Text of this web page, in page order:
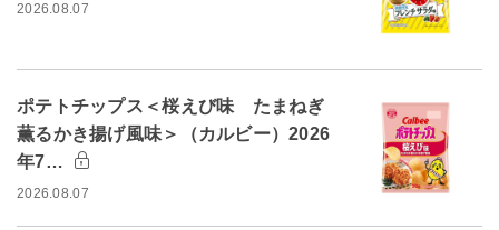
2026.08.07
ポテトチップス＜桜えび味 たまねぎ
薫るかき揚げ風味＞（カルビー）2026
年7…
2026.08.07